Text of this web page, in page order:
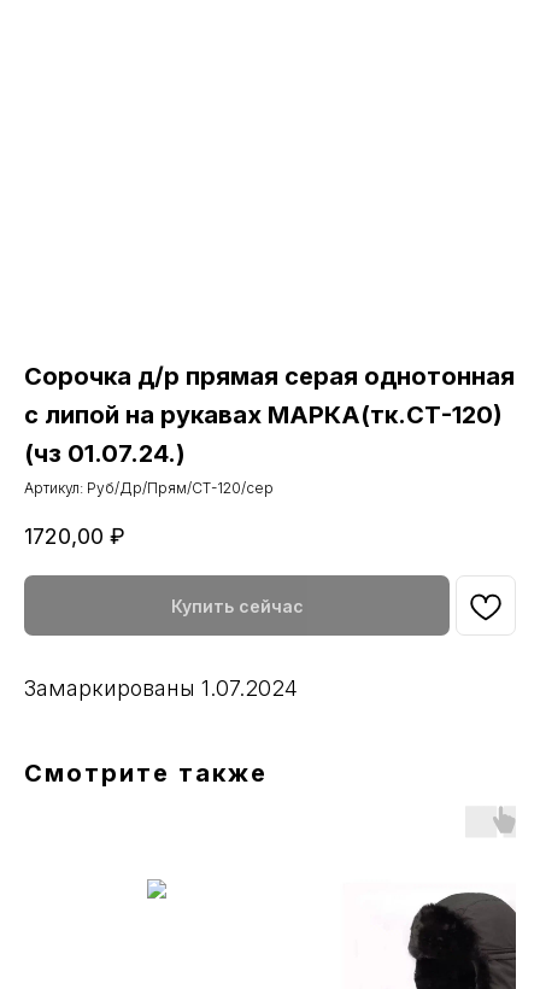
Сорочка д/р прямая серая однотонная
с липой на рукавах МАРКА(тк.СТ-120)
(чз 01.07.24.)
Артикул: Руб/Др/Прям/СТ-120/сер
1720,00 ₽
Купить сейчас
Замаркированы 1.07.2024
Смотрите также